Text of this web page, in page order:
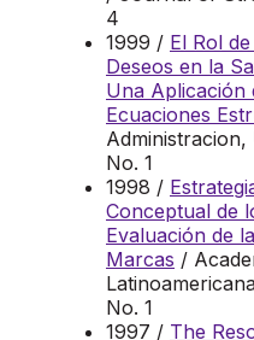
4
1999 / El Rol
Deseos en la
Una Aplicación
Ecuaciones
Administracion,
No. 1
1998 /
Conceptual de
Evaluación de
Marcas /
No. 1
1997 / The